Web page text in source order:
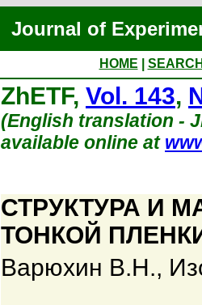
Journal of
HOME
ZhETF, Vol. 143,
(English translation -
available online at
СТРУКТУРА И
ТОНКОЙ
Варюхин В.Н.,